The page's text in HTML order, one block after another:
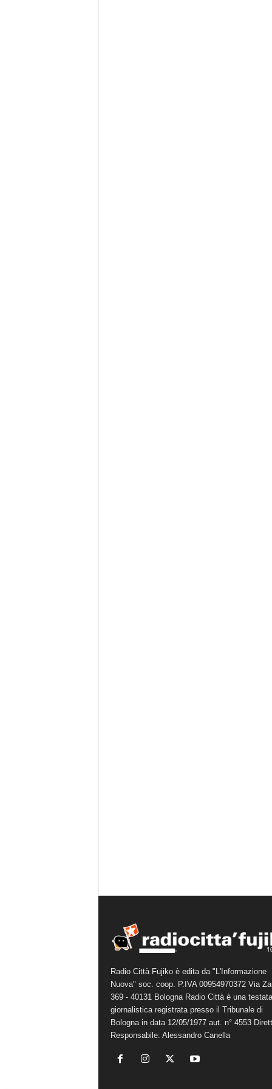
Radio Città Fujiko è edita da "L'Informazione
Nuova" soc. coop. P.IVA 00954970372 Via
369 - 40131 Bologna Radio Città è una testata
giornalistica registrata presso il Tribunale di
Bologna in data 12/05/1977 aut. n° 4553
Responsabile: Alessandro Canella